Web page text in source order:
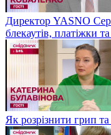
Директор YASNO
блекаутів, платіжки
Як розрізнити грип та